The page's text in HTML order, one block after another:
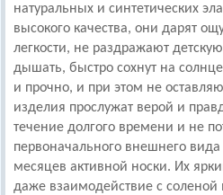
натуральных и синтетических
высокого качества, они дарят
легкости, не раздражают
дышать, быстро сохнут на
и прочно, и при этом не
изделия прослужат верой и
течение долгого времени и не
первоначального внешнего
месяцев активной носки. Их
даже взаимодействие с